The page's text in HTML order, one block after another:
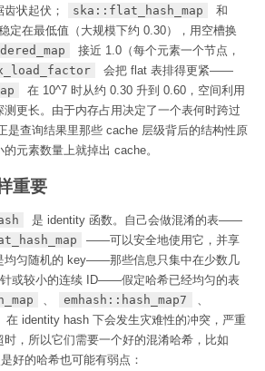
状起伏；
ska::flat_hash_map
和
定在最低值（大规模下约 0.30），用空槽换
接近 1.0（每个元素一个节点，
会把 flat 表排得更紧——
在 10^7 时从约 0.30 升到 0.60，空间利用
更长。由于内存占用决定了一个表何时跨过
是查询结果里那些 cache 层级背后的结构性原
元素数量上就掉出 cache。
重要
是 identity 函数。自己会做混淆的表——
——可以安全地使用它，并享
均匀随机的 key——那些信息只集中在少数几
或较小的连续 ID——假定哈希已经均匀的表
emhash::hash_map7
在 identity hash 下会发生灾难性的冲突，严重
，所以它们需要一个好的混淆哈希，比如
好的哈希也可能有弱点：